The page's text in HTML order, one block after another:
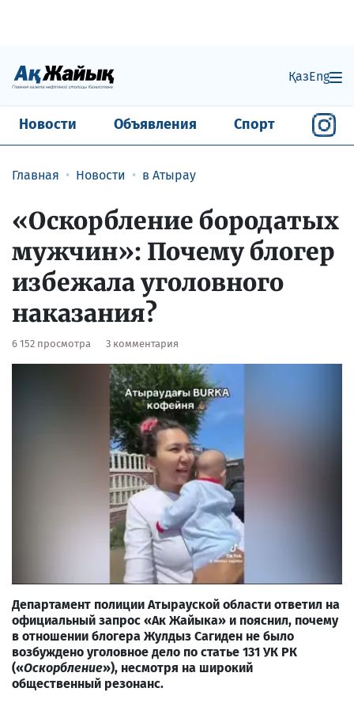
ҚазEng
Новости Объявления Спорт
Главная Новости в Атырау
«Оскорбление бородатых
мужчин»: Почему блогер
избежала уголовного
наказания?
6 152 просмотра 3 комментария
Департамент полиции Атырауской области ответил на
официальный запрос «Ак Жайыка» и пояснил, почему
в отношении блогера Жулдыз Сагиден не было
возбуждено уголовное дело по статье 131 УК РК
(«Оскорбление»), несмотря на широкий
общественный резонанс.